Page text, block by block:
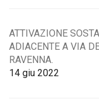
ATTIVAZIONE
ADIACENTE A VIA
RAVENNA.
14 giu 2022